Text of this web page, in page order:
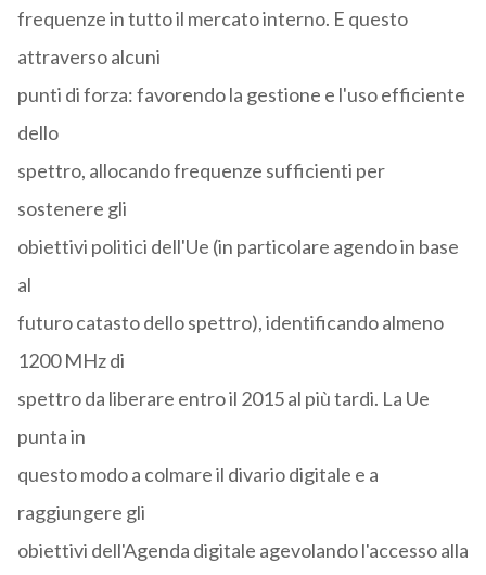
frequenze in tutto il mercato interno. E questo
attraverso alcuni
punti di forza: favorendo la gestione e l'uso efficiente
dello
spettro, allocando frequenze sufficienti per
sostenere gli
obiettivi politici dell'Ue (in particolare agendo in base
al
futuro catasto dello spettro), identificando almeno
1200 MHz di
spettro da liberare entro il 2015 al più tardi. La Ue
punta in
questo modo a colmare il divario digitale e a
raggiungere gli
obiettivi dell'Agenda digitale agevolando l'accesso alla